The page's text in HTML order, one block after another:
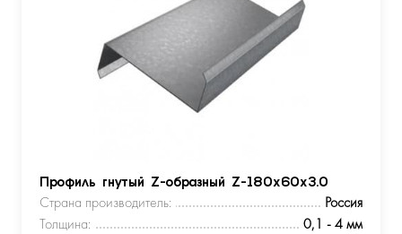
Профиль гнутый Z-образный Z-180х60х3.0
Страна производитель:
Россия
Толщина:
0,1 - 4 мм